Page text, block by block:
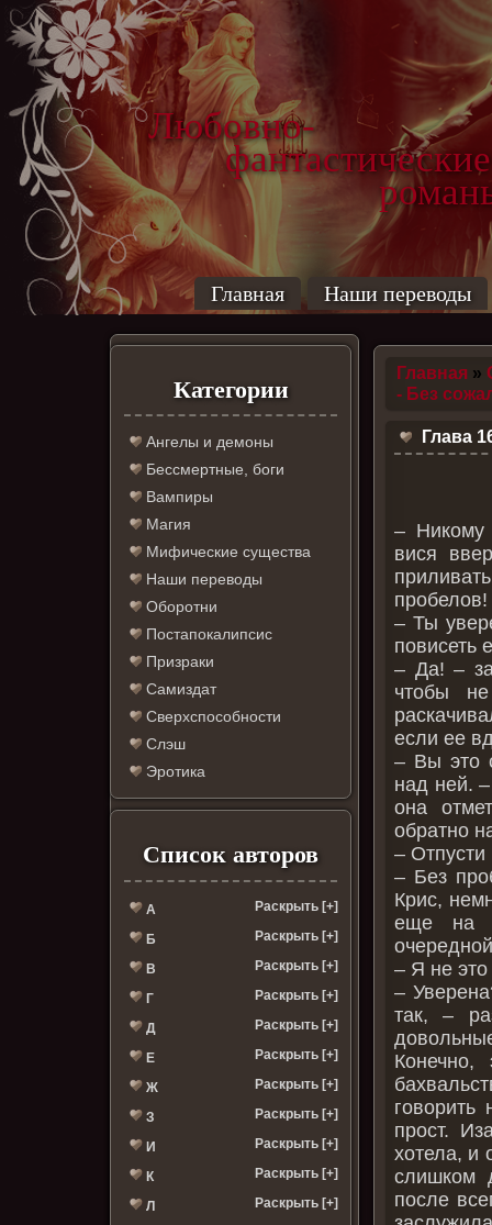
Любовно-
фантастические
Главная Наши переводы
Категории
Ангелы и демоны
Бессмертные, боги
Вампиры
Магия
Мифические существа
Наши переводы
Оборотни
Постапокалипсис
Призраки
Самиздат
Сверхспособности
Слэш
Эротика
Список авторов
А Раскрыть [+]
Б Раскрыть [+]
В Раскрыть [+]
Г Раскрыть [+]
Д Раскрыть [+]
Е Раскрыть [+]
Ж Раскрыть [+]
З Раскрыть [+]
И Раскрыть [+]
К Раскрыть [+]
Л Раскрыть [+]
Главная »
- Без
Глава
– Никому
вися
пробелов!
– Ты
повисеть
– Да! –
чтобы
если ее
– Вы это
над ней.
она
обратно
–
– Без
Крис,
еще на
– Я не
–
так, –
Конечно,
прост.
хотела, и
слишком
после